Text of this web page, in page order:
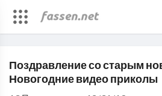
Download File: https://www.youtube.com/
Поздравление со старым
Новогодние видео приколы